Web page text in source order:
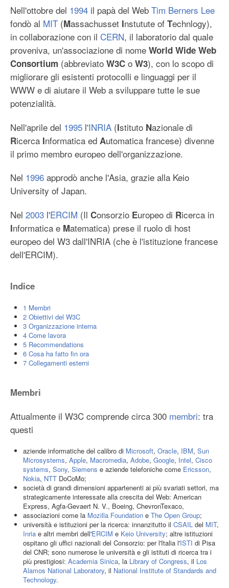
Il Redattore del Wiki
Diventa Redattore
Regole di Redazione
Guida Redattore
Guida Avanzata
Utility
Ultime Modifiche
Tools
Puntano qui
Pagine speciali
Nell'ottobre del 1994 il papà del Web Tim Berners Lee
fondò al MIT (Massachusset Instutute of Technlogy),
in collaborazione con il CERN, il laboratorio dal quale
proveniva, un'associazione di nome World Wide Web
Consortium (abbreviato W3C o W3), con lo scopo di
migliorare gli esistenti protocolli e linguaggi per il
WWW e di aiutare il Web a sviluppare tutte le sue
potenzialità.
Nell'aprile del 1995 l'INRIA (Istituto Nazionale di
Ricerca Informatica ed Automatica francese) divenne
il primo membro europeo dell'organizzazione.
Nel 1996 approdò anche l'Asia, grazie alla Keio
University of Japan.
Nel 2003 l'ERCIM (Il Consorzio Europeo di Ricerca in
Informatica e Matematica) prese il ruolo di host
europeo del W3 dall'INRIA (che è l'istituzione francese
dell'ERCIM).
Indice
1 Membri
2 Obiettivi del W3C
3 Organizzazione interna
4 Come lavora
5 Recommendations
6 Cosa ha fatto fin ora
7 Collegamenti esterni
Membri
Attualmente il W3C comprende circa 300 membri: tra
questi
aziende informatiche del calibro di Microsoft, Oracle, IBM, Sun
Microsystems, Apple, Macromedia, Adobe, Google, Intel, Cisco
systems, Sony, Siemens e aziende telefoniche come Ericsson,
Nokia, NTT DoCoMo;
società di grandi dimensioni appartenenti ai più svariati settori, ma
strategicamente interessate alla crescita del Web: American
Express, Agfa-Gevaert N. V., Boeing, ChevronTexaco,
associazioni come la Mozilla Foundation e The Open Group;
università e istituzioni per la ricerca: innanzitutto il CSAIL del MIT,
Inria e altri membri dell'ERCIM e Keio University; altre istituzioni
ospitano gli uffici nazionali del Consorzio: per l'Italia l'ISTI di Pisa
del CNR; sono numerose le università e gli istituti di ricerca tra i
più prestigiosi: Academia Sinica, la Library of Congress, il Los
Alamos National Laboratory, il National Institute of Standards and
Technology.